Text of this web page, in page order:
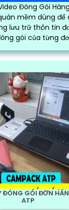
Đóng Gói
mềm dùng để
lưu trữ thôn tin
gói của từng
ĐÓNG GÓI ĐƠN
ATP